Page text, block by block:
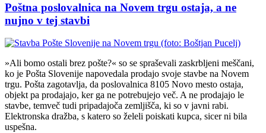
Poštna poslovalnica na Novem trgu ostaja, a ne
nujno v tej stavbi
»Ali bomo ostali brez pošte?« so se spraševali zaskrbljeni meščani,
ko je Pošta Slovenije napovedala prodajo svoje stavbe na Novem
trgu. Pošta zagotavlja, da poslovalnica 8105 Novo mesto ostaja,
objekt pa prodajajo, ker ga ne potrebujejo več. A ne prodajajo le
stavbe, temveč tudi pripadajoča zemljišča, ki so v javni rabi.
Elektronska dražba, s katero so želeli poiskati kupca, sicer ni bila
uspešna.